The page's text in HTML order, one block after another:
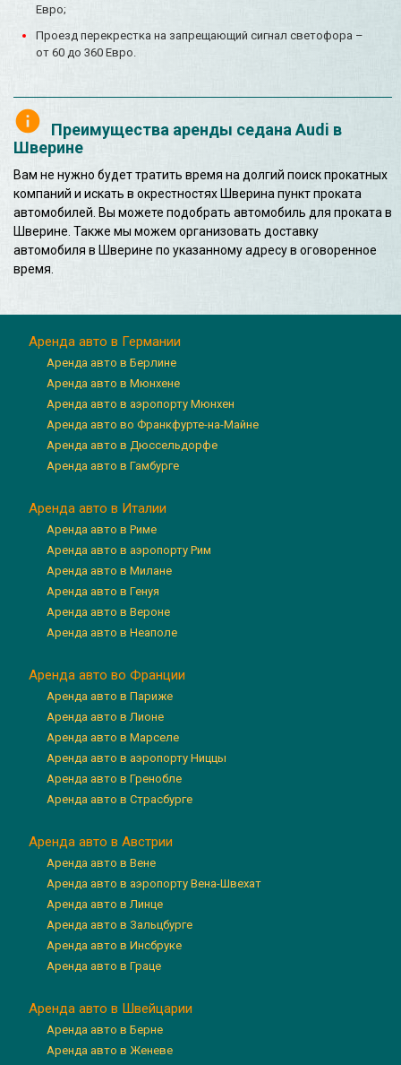
Евро;
Проезд перекрестка на запрещающий сигнал светофора –
от 60 до 360 Евро.
Преимущества аренды седана Audi в
Шверине
Вам не нужно будет тратить время на долгий поиск прокатных
компаний и искать в окрестностях Шверина пункт проката
автомобилей. Вы можете подобрать автомобиль для проката в
Шверине. Также мы можем организовать доставку
автомобиля в Шверине по указанному адресу в оговоренное
время.
Аренда авто в Германии
Аренда авто в Берлине
Аренда авто в Мюнхене
Аренда авто в аэропорту Мюнхен
Аренда авто во Франкфурте-на-Майне
Аренда авто в Дюссельдорфе
Аренда авто в Гамбурге
Аренда авто в Италии
Аренда авто в Риме
Аренда авто в аэропорту Рим
Аренда авто в Милане
Аренда авто в Генуя
Аренда авто в Вероне
Аренда авто в Неаполе
Аренда авто во Франции
Аренда авто в Париже
Аренда авто в Лионе
Аренда авто в Марселе
Аренда авто в аэропорту Ниццы
Аренда авто в Гренобле
Аренда авто в Страсбурге
Аренда авто в Австрии
Аренда авто в Вене
Аренда авто в аэропорту Вена-Швехат
Аренда авто в Линце
Аренда авто в Зальцбурге
Аренда авто в Инсбруке
Аренда авто в Граце
Аренда авто в Швейцарии
Аренда авто в Берне
Аренда авто в Женеве